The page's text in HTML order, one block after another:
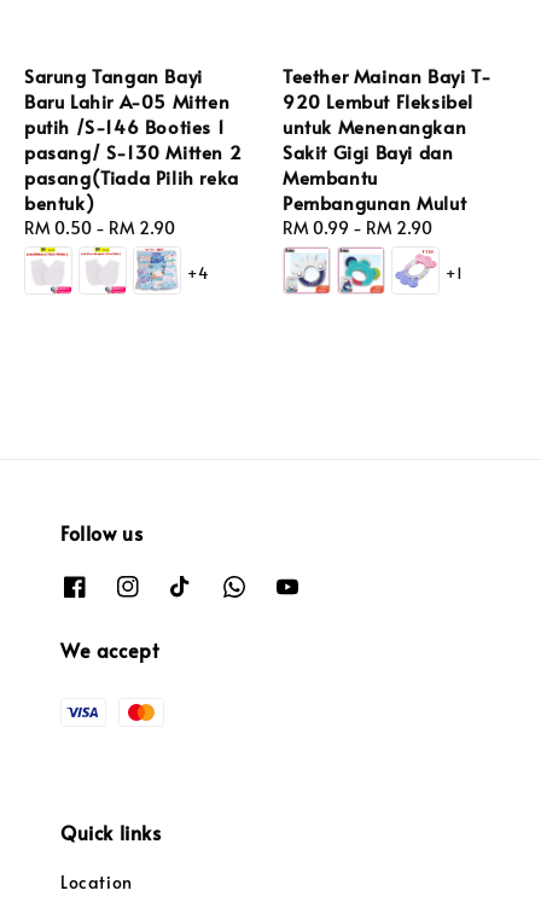
Sarung Tangan Bayi
Baru Lahir A-05 Mitten
putih /S-146 Booties 1
pasang/ S-130 Mitten 2
pasang(Tiada Pilih reka
bentuk)
Regular
price
RM 0.50 - RM 2.90
+4
Teether Mainan Bayi T-
920 Lembut Fleksibel
untuk Menenangkan
Sakit Gigi Bayi dan
Membantu
Pembangunan Mulut
Regular
price
RM 0.99 - RM 2.90
+1
Follow us
We accept
Quick links
Location